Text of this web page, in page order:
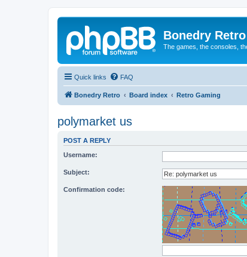
Bonedry
The games, the consoles,
Quick links FAQ
Bonedry Retro Board index Retro Gaming
polymarket us
POST A REPLY
Username:
Subject:
Confirmation code: